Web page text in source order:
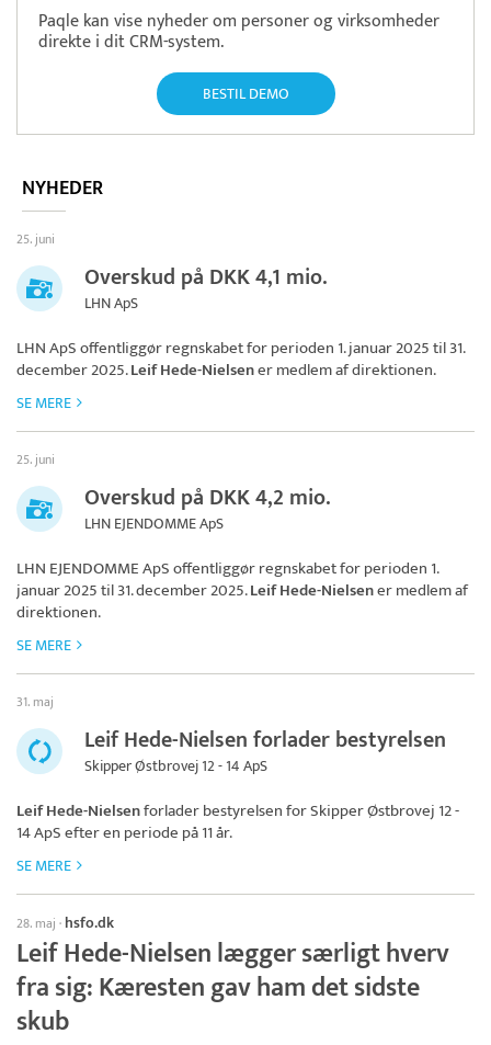
Paqle kan vise nyheder om personer og virksomheder
direkte i dit CRM-system.
BESTIL DEMO
NYHEDER
25. juni
Overskud på DKK 4,1 mio.
LHN ApS
LHN ApSoffentliggør regnskabet for perioden 1. januar 2025 til 31.
december 2025.Leif Hede-Nielsener medlem af direktionen.
SE MERE
25. juni
Overskud på DKK 4,2 mio.
LHN EJENDOMME ApS
LHN EJENDOMME ApSoffentliggør regnskabet for perioden 1.
januar 2025 til 31. december 2025.Leif Hede-Nielsener medlem af
direktionen.
SE MERE
31. maj
Leif Hede-Nielsen forlader bestyrelsen
Skipper Østbrovej 12 - 14 ApS
Leif Hede-Nielsenforlader bestyrelsen forSkipper Østbrovej 12 -
14 ApSefter en periode på 11 år.
SE MERE
28. maj · hsfo.dk
Leif Hede-Nielsen lægger særligt hverv
fra sig: Kæresten gav ham det sidste
skub